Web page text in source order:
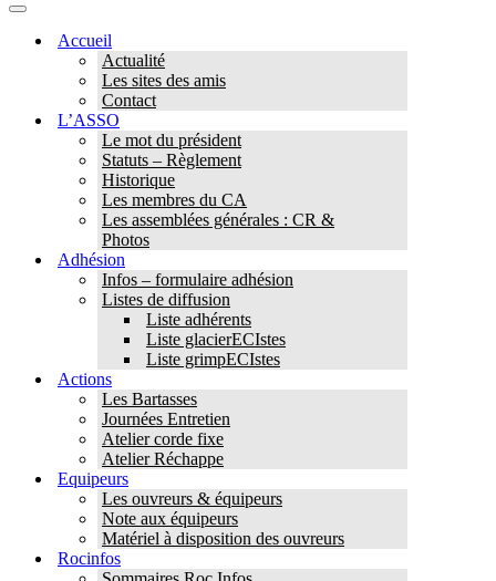
de
Menu
navigationAccueil
Actualité
Les sites des amis
Contact
L’ASSO
Le mot du président
Statuts – Règlement
Historique
Les membres du CA
Les assemblées générales : CR &
Photos
Adhésion
Infos – formulaire adhésion
Listes de diffusion
Liste adhérents
Liste glacierECIstes
Liste grimpECIstes
Actions
Les Bartasses
Journées Entretien
Atelier corde fixe
Atelier Réchappe
Equipeurs
Les ouvreurs & équipeurs
Note aux équipeurs
Matériel à disposition des ouvreurs
Rocinfos